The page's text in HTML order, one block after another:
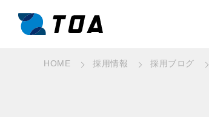
HOME 採用情報 採用ブログ